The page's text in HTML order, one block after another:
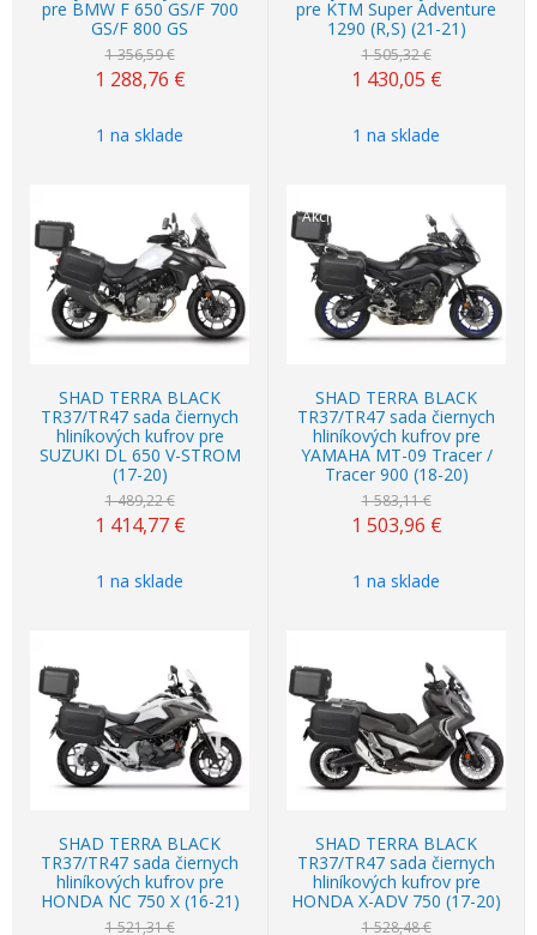
pre BMW F 650 GS/F 700
GS/F 800 GS
1 356,59 €
1 288,76 €
1 na sklade
pre KTM Super Adventure
1290 (R,S) (21-21)
1 505,32 €
1 430,05 €
1 na sklade
Akcia
SHAD TERRA BLACK
TR37/TR47 sada čiernych
hliníkových kufrov pre
SUZUKI DL 650 V-STROM
(17-20)
1 489,22 €
1 414,77 €
1 na sklade
Akcia
SHAD TERRA BLACK
TR37/TR47 sada čiernych
hliníkových kufrov pre
YAMAHA MT-09 Tracer /
Tracer 900 (18-20)
1 583,11 €
1 503,96 €
1 na sklade
Akcia
SHAD TERRA BLACK
TR37/TR47 sada čiernych
hliníkových kufrov pre
HONDA NC 750 X (16-21)
1 521,31 €
Akcia
SHAD TERRA BLACK
TR37/TR47 sada čiernych
hliníkových kufrov pre
HONDA X-ADV 750 (17-20)
1 528,48 €